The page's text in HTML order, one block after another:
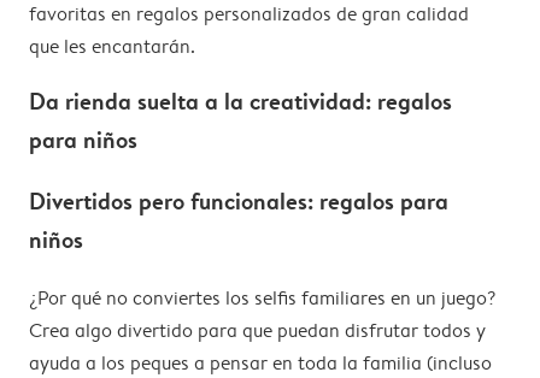
favoritas en regalos personalizados de gran calidad
que les encantarán.
Da rienda suelta a la creatividad: regalos
para niños
Divertidos pero funcionales: regalos para
niños
¿Por qué no conviertes los selfis familiares en un juego?
Crea algo divertido para que puedan disfrutar todos y
ayuda a los peques a pensar en toda la familia (incluso